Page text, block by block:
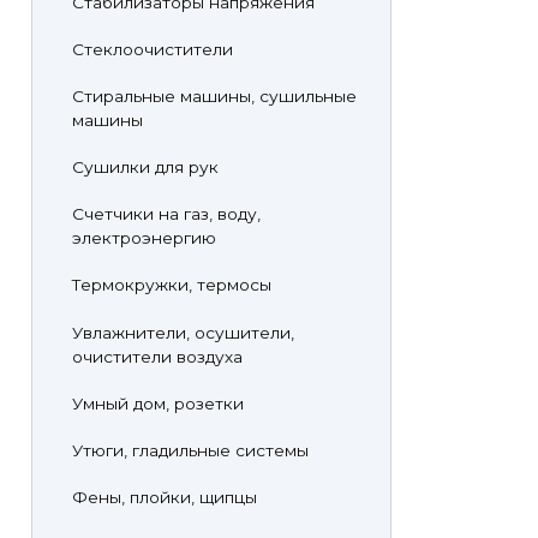
Стеклоочистители
Стиральные машины, сушильные
машины
Сушилки для рук
Счетчики на газ, воду,
электроэнергию
Термокружки, термосы
Увлажнители, осушители,
очистители воздуха
Умный дом, розетки
Утюги, гладильные системы
Фены, плойки, щипцы